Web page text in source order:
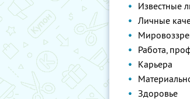
Известные
Личные
Работа,
Карьера
Здоровье